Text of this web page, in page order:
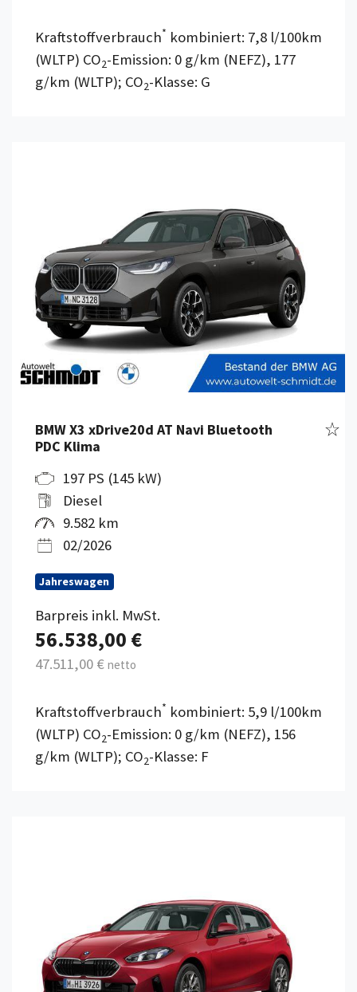
Kraftstoffverbrauch* kombiniert: 7,8 l/100km
(WLTP) CO2-Emission: 0 g/km (NEFZ), 177
g/km (WLTP); CO2-Klasse: G
BMW X3 xDrive20d AT Navi Bluetooth
PDC Klima
197 PS (145 kW)
Diesel
9.582 km
02/2026
Jahreswagen
Barpreis inkl. MwSt.
56.538,00 €
47.511,00 € netto
Kraftstoffverbrauch* kombiniert: 5,9 l/100km
(WLTP) CO2-Emission: 0 g/km (NEFZ), 156
g/km (WLTP); CO2-Klasse: F